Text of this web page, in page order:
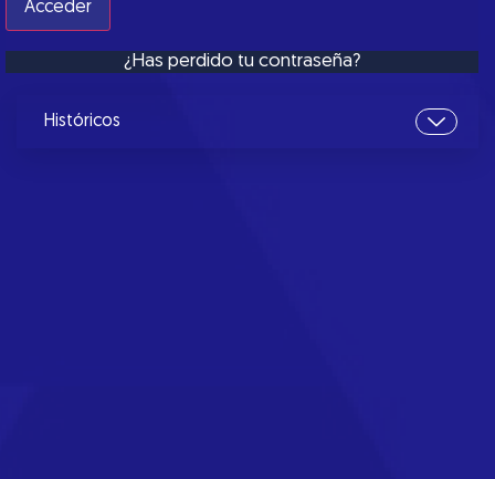
¿Has perdido tu contraseña?
Históricos